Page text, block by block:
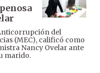
del
(MEC), calificó como
Nancy Ovelar ante
marido.